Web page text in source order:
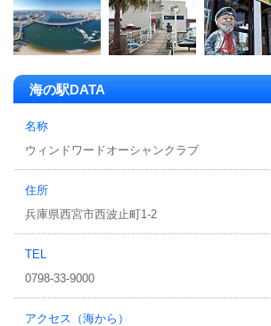
海を味わう
海に憩う
キャンペーン情報
海の駅DATA
名称
ウィンドワードオーシャンクラブ
住所
兵庫県西宮市西波止町1-2
TEL
0798-33-9000
アクセス（海から）